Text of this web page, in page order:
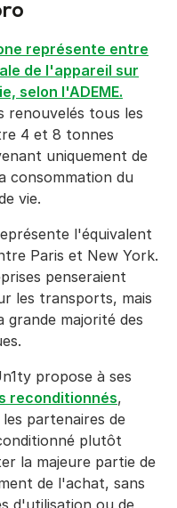
représente entre
de l'appareil sur
selon l'ADEME.
renouvelés tous les
4 et 8 tonnes
uniquement de
consommation du
vie.
l'équivalent
Paris et New York.
penseraient
les transports, mais
majorité des
propose à ses
reconditionnés,
partenaires de
plutôt
la majeure partie de
de l'achat, sans
d'utilisation ou de